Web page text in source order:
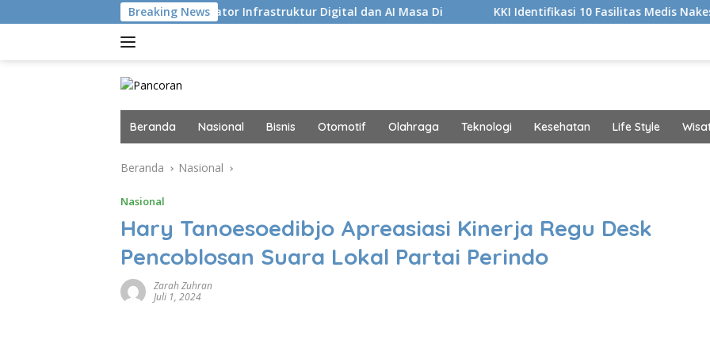
ke
Breaking News
Navigator Infrastruktur Digital dan AI Masa Di KKI Identifikasi 10 Fasilitas Medis Nakes yang Diduga
Beranda Nasional Bisnis Otomotif Olahraga Teknologi Kesehatan Life Style
Beranda Nasional
Nasional
Hary Tanoesoedibjo Apreasiasi Kinerja Regu Desk
Pencoblosan Suara Lokal Partai Perindo
Zarah Zuhran
Juli 1, 2024